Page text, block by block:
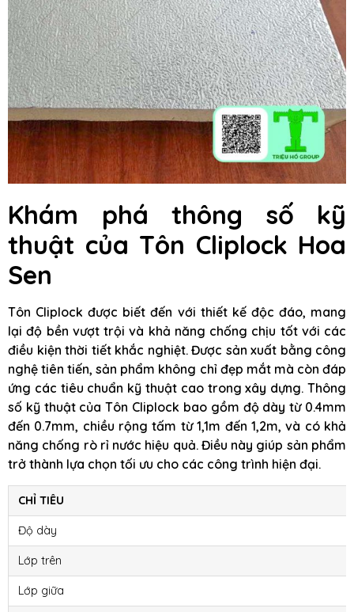
Khám phá thông số kỹ
thuật của Tôn Cliplock Hoa
Sen
Tôn Cliplock được biết đến với thiết kế độc đáo, mang
lại độ bền vượt trội và khả năng chống chịu tốt với các
điều kiện thời tiết khắc nghiệt. Được sản xuất bằng công
nghệ tiên tiến, sản phẩm không chỉ đẹp mắt mà còn đáp
ứng các tiêu chuẩn kỹ thuật cao trong xây dựng. Thông
số kỹ thuật của Tôn Cliplock bao gồm độ dày từ 0.4mm
đến 0.7mm, chiều rộng tấm từ 1,1m đến 1,2m, và có khả
năng chống rò rỉ nước hiệu quả. Điều này giúp sản phẩm
trở thành lựa chọn tối ưu cho các công trình hiện đại.
CHỈ TIÊU
Độ dày
Lớp trên
Lớp giữa